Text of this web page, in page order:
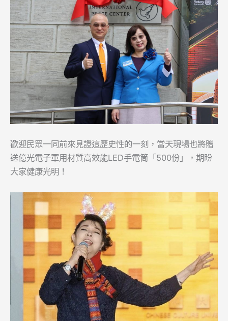
歡迎民眾一同前來見證這歷史性的一刻，當天現場也將贈
送億光電子軍用材質高效能LED手電筒「500份」，期盼
大家健康光明！